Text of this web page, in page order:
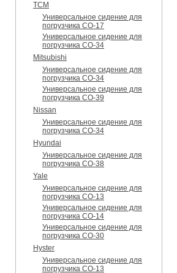
TCM
Универсальное сидение для
погрузчика CO-17
Универсальное сидение для
погрузчика CO-34
Mitsubishi
Универсальное сидение для
погрузчика CO-34
Универсальное сидение для
погрузчика CO-39
Nissan
Универсальное сидение для
погрузчика CO-34
Hyundai
Универсальное сидение для
погрузчика CO-38
Yale
Универсальное сидение для
погрузчика CO-13
Универсальное сидение для
погрузчика CO-14
Универсальное сидение для
погрузчика CO-30
Hyster
Универсальное сидение для
погрузчика CO-13